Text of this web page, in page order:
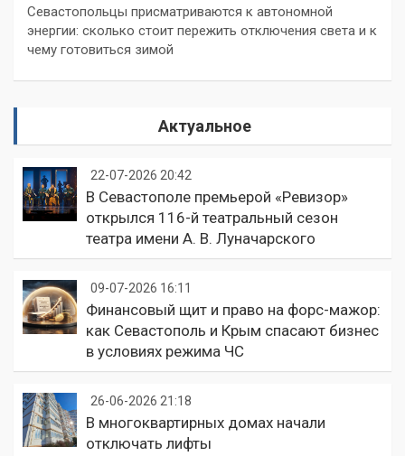
Севастопольцы присматриваются к автономной
энергии: сколько стоит пережить отключения света и к
чему готовиться зимой
Актуальное
22-07-2026 20:42
В Севастополе премьерой «Ревизор»
открылся 116-й театральный сезон
театра имени А. В. Луначарского
09-07-2026 16:11
Финансовый щит и право на форс-мажор:
как Севастополь и Крым спасают бизнес
в условиях режима ЧС
26-06-2026 21:18
В многоквартирных домах начали
отключать лифты